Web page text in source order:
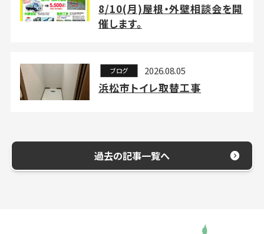
8/10(月)屋根・外壁相談会を開
催します。
ブログ 2026.08.05
浜松市トイレ取替工事
過去の記事一覧へ